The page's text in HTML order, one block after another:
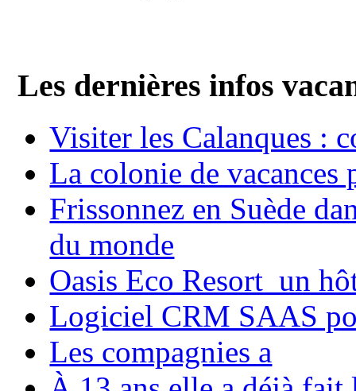
Les dernières infos
Visiter les Calanques :
La colonie de vacances
Frissonnez en Suède
du monde
Oasis Eco Resort un
Logiciel CRM SAAS
Les compagnies a